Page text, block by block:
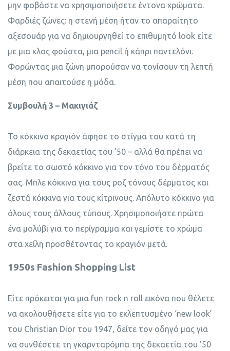
μην φοβάστε να χρησιμοποιήσετε έντονα χρώματα.
Φαρδιές ζώνες: η στενή μέση ήταν το απαραίτητο
αξεσουάρ για να δημιουργηθεί το επιθυμητό look είτε
με μια κλος φούστα, μια pencil ή κάπρι παντελόνι.
Φορώντας μια ζώνη μπορούσαν να τονίσουν τη λεπτή
μέση που απαιτούσε η μόδα.
Συμβουλή 3 – Μακιγιάζ
Το κόκκινο κραγιόν άφησε το στίγμα του κατά τη
διάρκεια της δεκαετίας του ’50 – αλλά θα πρέπει να
βρείτε το σωστό κόκκινο για τον τόνο του δέρματός
σας. Μπλε κόκκινα για τους ροζ τόνους δέρματος και
ζεστά κόκκινα για τους κίτρινους. Απόλυτο κόκκινο για
όλους τους άλλους τύπους. Χρησιμοποιήστε πρώτα
ένα μολύβι για το περίγραμμα και γεμίστε το χρώμα
στα χείλη προσθέτοντας το κραγιόν μετά.
1950s Fashion Shopping List
Είτε πρόκειται για μια fun rock n roll εικόνα που θέλετε
να ακολουθήσετε είτε για το εκλεπτυσμένο ‘new look’
του Christian Dior του 1947, δείτε τον οδηγό μας για
να συνθέσετε τη γκαρνταρόμπα της δεκαετία του ’50